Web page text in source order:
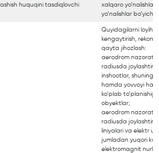
huquqini tasdiqlovchi
xalqaro
yo‘nalishlar
Quyidagilarni
kengaytirish,
qayta jihozlash:
aerodrom nazorat
radiusda
inshootlar,
hamda yovvoyi
ko‘plab
obyektlar;
aerodrom nazorat
radiusda
liniyalari va elektr
jumladan yuqori
elektromagnit